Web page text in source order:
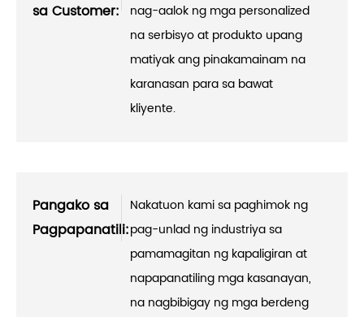
sa Customer:
nag-aalok ng mga personalized
na serbisyo at produkto upang
matiyak ang pinakamainam na
karanasan para sa bawat
kliyente.
Pangako sa
Pagpapanatili:
Nakatuon kami sa paghimok ng
pag-unlad ng industriya sa
pamamagitan ng kapaligiran at
napapanatiling mga kasanayan,
na nagbibigay ng mga berdeng